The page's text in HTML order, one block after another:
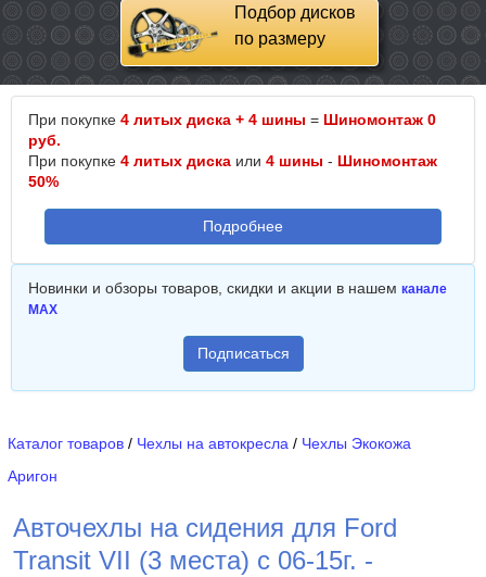
Подбор дисков
по размеру
При покупке 4 литых диска + 4 шины = Шиномонтаж 0
руб.
При покупке 4 литых диска или 4 шины - Шиномонтаж
50%
Подробнее
Новинки и обзоры товаров, скидки и акции в нашем канале
MAX
Подписаться
Каталог товаров / Чехлы на автокресла / Чехлы Экокожа
Аригон
Авточехлы на сидения для Ford
Transit VII (3 места) с 06-15г. -